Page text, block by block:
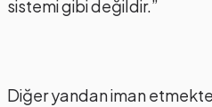
sistemi gibi değildir.”
Diğer yandan iman